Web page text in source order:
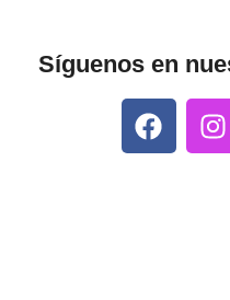
Síguenos en